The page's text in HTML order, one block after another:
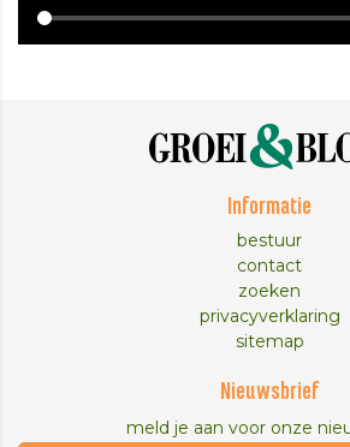
Informatie
bestuur
contact
zoeken
privacyverklaring
sitemap
Nieuwsbrief
meld je aan voor onze